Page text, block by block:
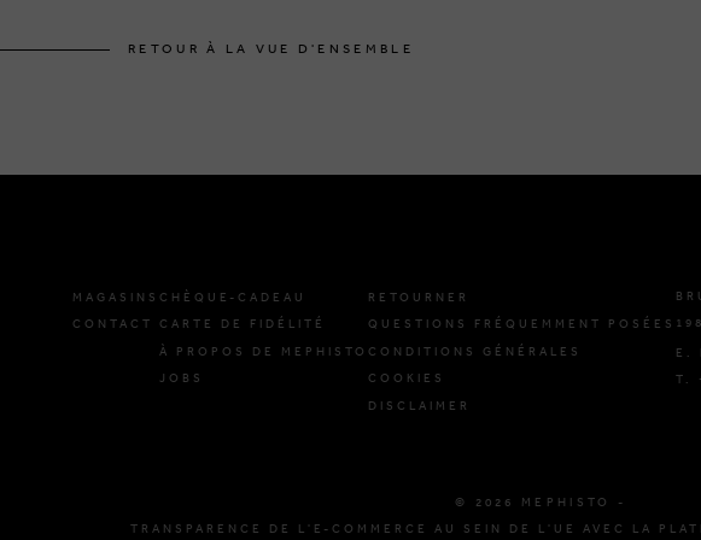
RETOUR À LA VUE D'ENSEMBLE
MAGASINS
CONTACT
CHÈQUE-CADEAU
CARTE DE FIDÉLITÉ
À PROPOS DE MEPHISTO
JOBS
RETOURNER
QUESTIONS FRÉQUEMMENT POSÉES
CONDITIONS GÉNÉRALES
COOKIES
DISCLAIMER
E.
T.
© 2026 MEPHISTO -
TRANSPARENCE DE L'E-COMMERCE AU SEIN DE L'UE AVEC LA